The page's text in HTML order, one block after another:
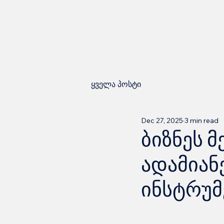
ყველა პოსტი
ბიზნეს
Dec 27, 2025 3 min read